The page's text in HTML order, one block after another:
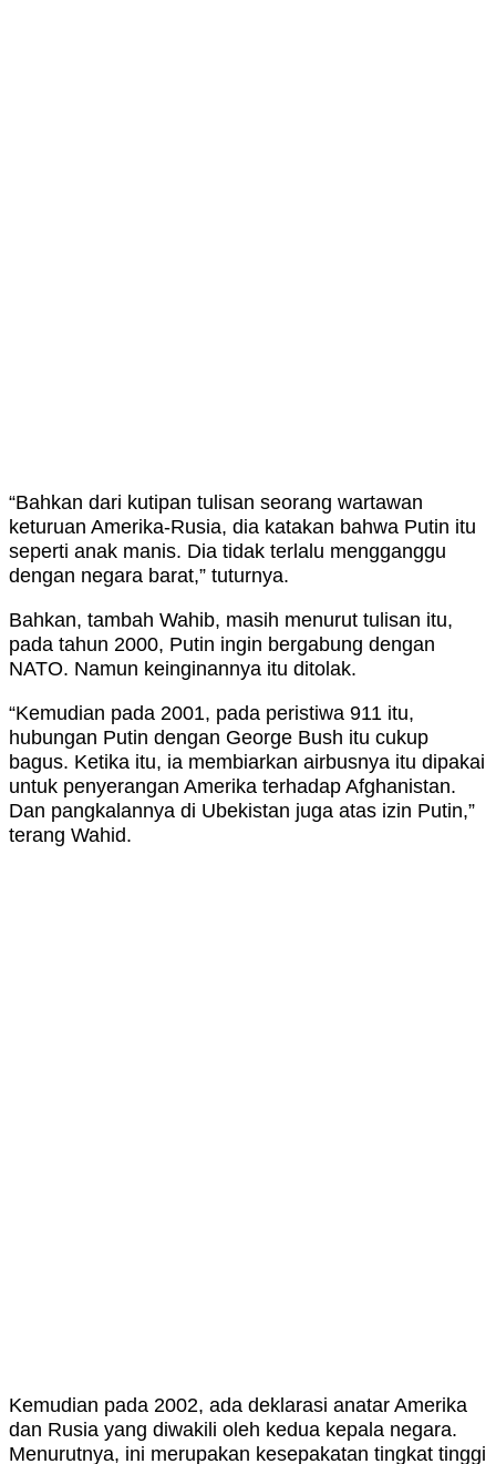
“Bahkan dari kutipan tulisan seorang wartawan
keturuan Amerika-Rusia, dia katakan bahwa Putin itu
seperti anak manis. Dia tidak terlalu mengganggu
dengan negara barat,” tuturnya.
Bahkan, tambah Wahib, masih menurut tulisan itu,
pada tahun 2000, Putin ingin bergabung dengan
NATO. Namun keinginannya itu ditolak.
“Kemudian pada 2001, pada peristiwa 911 itu,
hubungan Putin dengan George Bush itu cukup
bagus. Ketika itu, ia membiarkan airbusnya itu dipakai
untuk penyerangan Amerika terhadap Afghanistan.
Dan pangkalannya di Ubekistan juga atas izin Putin,”
terang Wahid.
Kemudian pada 2002, ada deklarasi anatar Amerika
dan Rusia yang diwakili oleh kedua kepala negara.
Menurutnya, ini merupakan kesepakatan tingkat tinggi